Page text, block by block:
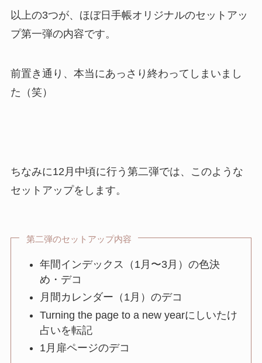
以上の3つが、ほぼ日手帳オリジナルのセットアッ
プ第一弾の内容です。
前置き通り、本当にあっさり終わってしまいまし
た（笑）
ちなみに12月中頃に行う第二弾では、このような
セットアップをします。
第二弾のセットアップ内容
年間インデックス（1月〜3月）の色決
め・デコ
月間カレンダー（1月）のデコ
Turning the page to a new yearにしいたけ
占いを転記
1月扉ページのデコ